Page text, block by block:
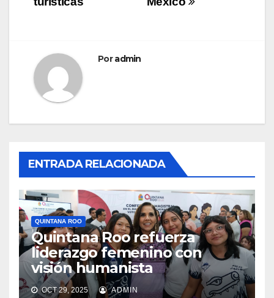
Poradmin
ENTRADA RELACIONADA
QUINTANA ROO
Quintana Roo refuerza
liderazgo femenino con
visión humanista
OCT 29, 2025 ADMIN